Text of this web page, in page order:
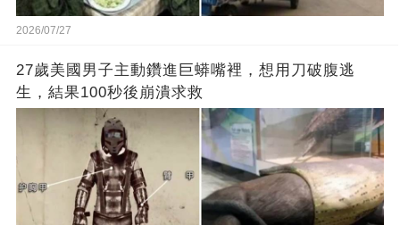
2026/07/27
27歲美國男子主動鑽進巨蟒嘴裡，想用刀破腹逃
生，結果100秒後崩潰求救